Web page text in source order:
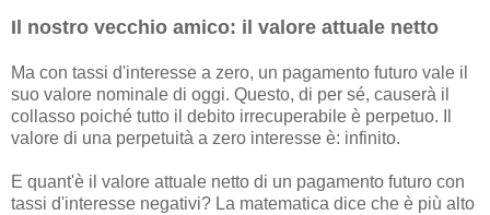
Il nostro vecchio amico: il valore attuale netto
Ma con tassi d'interesse a zero, un pagamento futuro vale il
suo valore nominale di oggi. Questo, di per sé, causerà il
collasso poiché tutto il debito irrecuperabile è perpetuo. Il
valore di una perpetuità a zero interesse è: infinito.
E quant'è il valore attuale netto di un pagamento futuro con
tassi d'interesse negativi? La matematica dice che è più alto